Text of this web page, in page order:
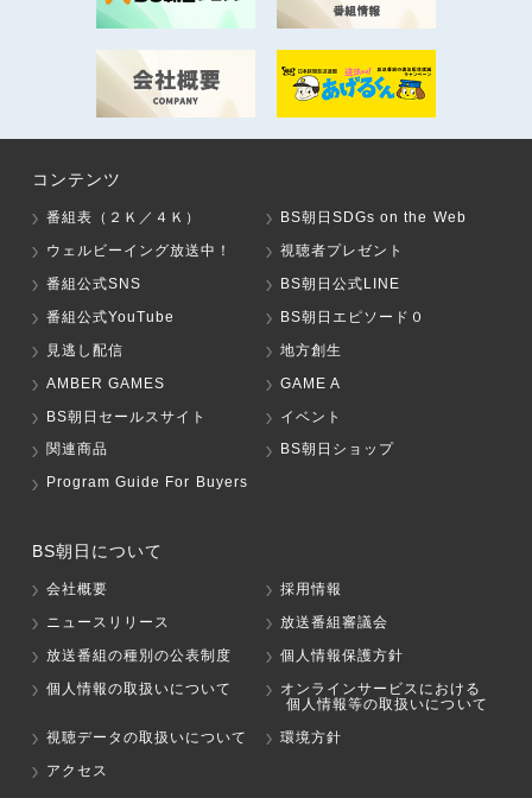
コンテンツ
番組表（２Ｋ／４Ｋ）
BS朝日SDGs on the Web
ウェルビーイング放送中！
視聴者プレゼント
番組公式SNS
BS朝日公式LINE
番組公式YouTube
BS朝日エピソード０
見逃し配信
地方創生
AMBER GAMES
GAME A
BS朝日セールスサイト
イベント
関連商品
BS朝日ショップ
Program Guide For Buyers
BS朝日について
会社概要
採用情報
ニュースリリース
放送番組審議会
放送番組の種別の公表制度
個人情報保護方針
個人情報の取扱いについて
オンラインサービスにおける
個人情報等の取扱いについて
視聴データの取扱いについて
環境方針
アクセス